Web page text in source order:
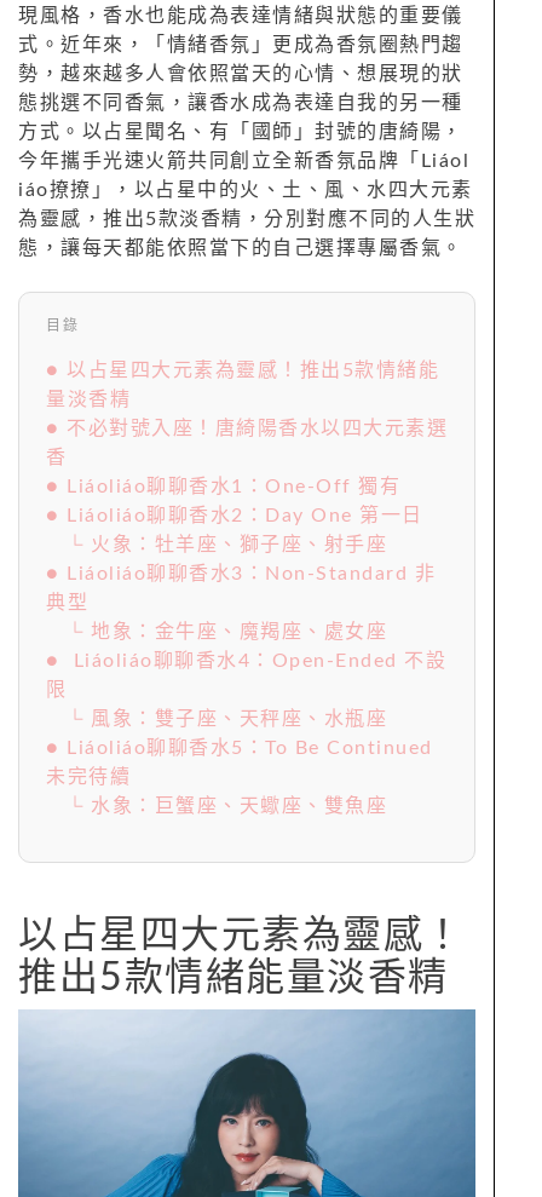
現風格，香水也能成為表達情緒與狀態的重要儀
式。近年來，「情緒香氛」更成為香氛圈熱門趨
勢，越來越多人會依照當天的心情、想展現的狀
態挑選不同香氣，讓香水成為表達自我的另一種
方式。以占星聞名、有「國師」封號的唐綺陽，
今年攜手光速火箭共同創立全新香氛品牌「Liáol
iáo撩撩」，以占星中的火、土、風、水四大元素
為靈感，推出5款淡香精，分別對應不同的人生狀
態，讓每天都能依照當下的自己選擇專屬香氣。
目錄
● 以占星四大元素為靈感！推出5款情緒能
量淡香精
● 不必對號入座！唐綺陽香水以四大元素選
香
● Liáoliáo聊聊香水1：One-Off 獨有
● Liáoliáo聊聊香水2：Day One 第一日
└ 火象：牡羊座、獅子座、射手座
● Liáoliáo聊聊香水3：Non-Standard 非
典型
└ 地象：金牛座、魔羯座、處女座
● Liáoliáo聊聊香水4：Open-Ended 不設
限
└ 風象：雙子座、天秤座、水瓶座
● Liáoliáo聊聊香水5：To Be Continued
未完待續
└ 水象：巨蟹座、天蠍座、雙魚座
以占星四大元素為靈感！
推出5款情緒能量淡香精